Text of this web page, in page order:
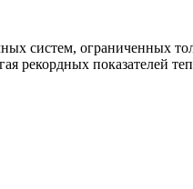
систем, ограниченных
рекордных показателей